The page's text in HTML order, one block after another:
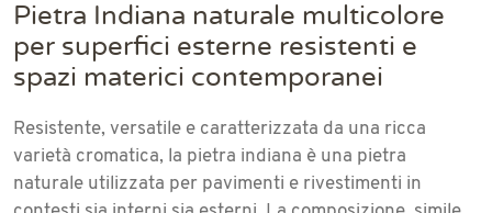
Pietra Indiana naturale multicolore
per superfici esterne resistenti e
spazi materici contemporanei
Resistente, versatile e caratterizzata da una ricca
varietà cromatica, la pietra indiana è una pietra
naturale utilizzata per pavimenti e rivestimenti in